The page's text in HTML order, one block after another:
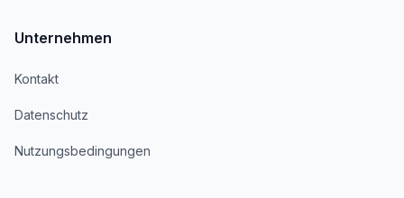
Unternehmen
Kontakt
Datenschutz
Nutzungsbedingungen